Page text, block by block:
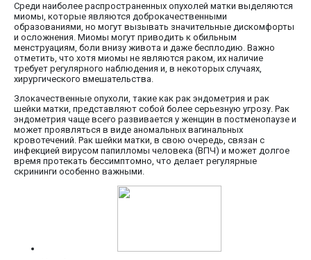
Среди наиболее распространенных опухолей матки выделяются
миомы, которые являются доброкачественными
образованиями, но могут вызывать значительные дискомфорты
и осложнения. Миомы могут приводить к обильным
менструациям, боли внизу живота и даже бесплодию. Важно
отметить, что хотя миомы не являются раком, их наличие
требует регулярного наблюдения и, в некоторых случаях,
хирургического вмешательства.
Злокачественные опухоли, такие как рак эндометрия и рак
шейки матки, представляют собой более серьезную угрозу. Рак
эндометрия чаще всего развивается у женщин в постменопаузе и
может проявляться в виде аномальных вагинальных
кровотечений. Рак шейки матки, в свою очередь, связан с
инфекцией вирусом папилломы человека (ВПЧ) и может долгое
время протекать бессимптомно, что делает регулярные
скрининги особенно важными.